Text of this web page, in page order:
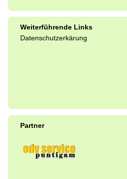
Weiterführende Links
Datenschutzerkärung
Partner